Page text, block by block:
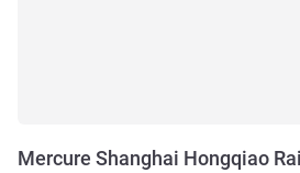
Mercure Shanghai Hongqiao